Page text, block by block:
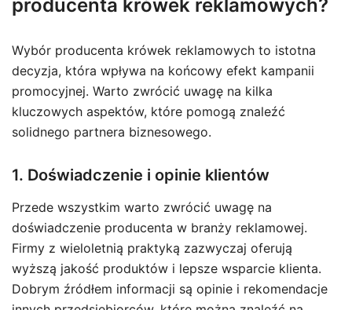
producenta krówek reklamowych?
Wybór producenta krówek reklamowych to istotna
decyzja, która wpływa na końcowy efekt kampanii
promocyjnej. Warto zwrócić uwagę na kilka
kluczowych aspektów, które pomogą znaleźć
solidnego partnera biznesowego.
1. Doświadczenie i opinie klientów
Przede wszystkim warto zwrócić uwagę na
doświadczenie producenta w branży reklamowej.
Firmy z wieloletnią praktyką zazwyczaj oferują
wyższą jakość produktów i lepsze wsparcie klienta.
Dobrym źródłem informacji są opinie i rekomendacje